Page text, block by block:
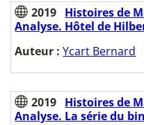
2019 Histoires de
Analyse. Hôtel de
Auteur :Ycart Bernard
2019 Histoires de
Analyse. La série du